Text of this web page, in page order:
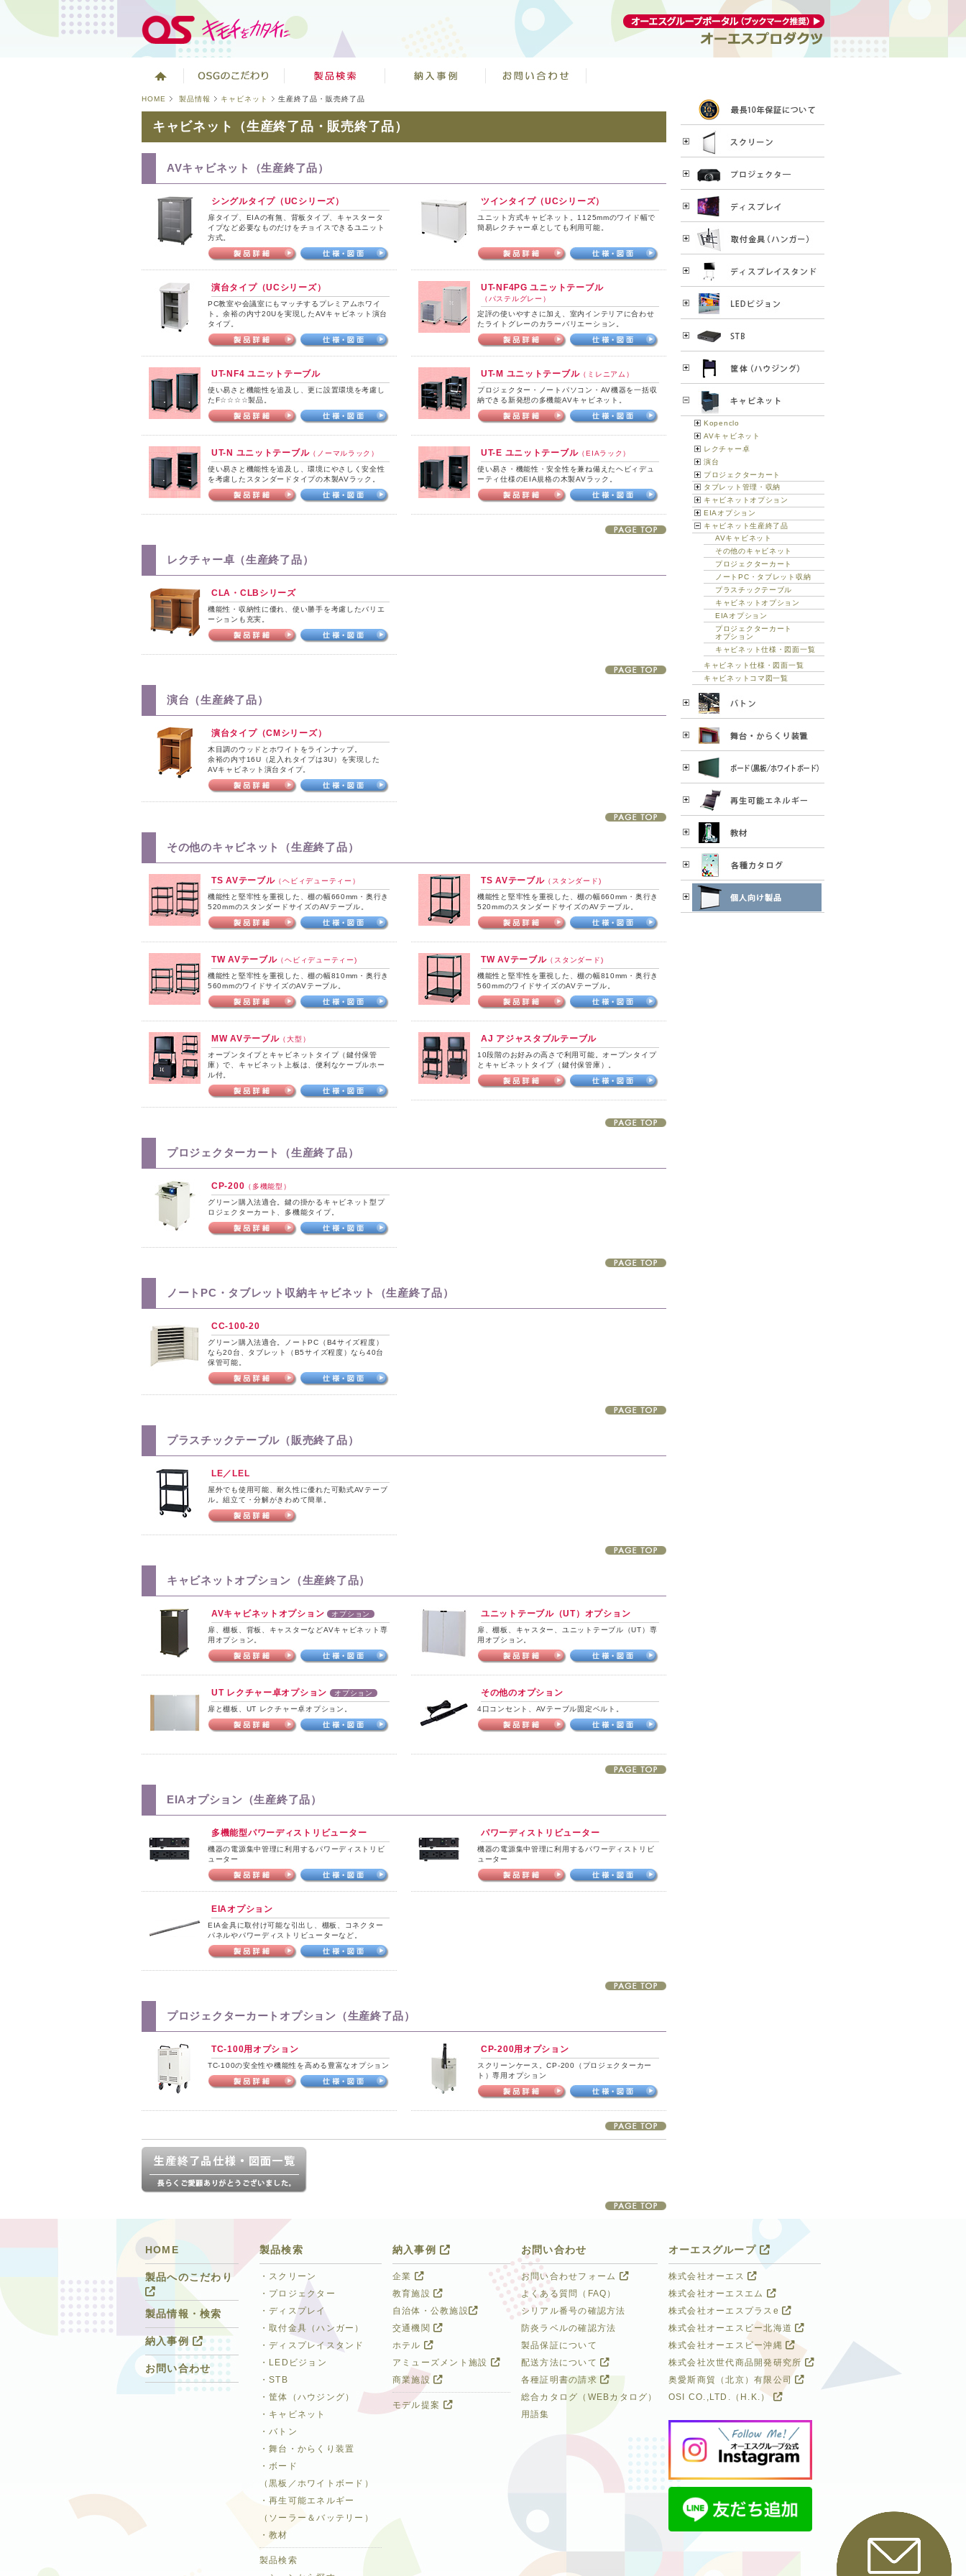
HOME 製品情報 キャビネット 生産終了品・販売終了品
キャビネット（生産終了品・販売終了品）
AVキャビネット（生産終了品）
シングルタイプ（UCシリーズ）
扉タイプ、EIAの有無、背板タイプ、キャスタータ
イプなど必要なものだけをチョイスできるユニット
方式。
ツインタイプ（UCシリーズ）
ユニット方式キャビネット。1125mmのワイド幅で
簡易レクチャー卓としても利用可能。
演台タイプ（UCシリーズ）
PC教室や会議室にもマッチするプレミアムホワイ
ト。余裕の内寸20Uを実現したAVキャビネット演台
タイプ。
UT-NF4PG ユニットテーブル
（パステルグレー）
定評の使いやすさに加え、室内インテリアに合わせ
たライトグレーのカラーバリエーション。
UT-NF4 ユニットテーブル
使い易さと機能性を追及し、更に設置環境を考慮し
たF☆☆☆☆製品。
UT-M ユニットテーブル（ミレニアム）
プロジェクター・ノートパソコン・AV機器を一括収
納できる新発想の多機能AVキャビネット。
UT-N ユニットテーブル（ノーマルラック）
使い易さと機能性を追及し、環境にやさしく安全性
を考慮したスタンダードタイプの木製AVラック。
UT-E ユニットテーブル（EIAラック）
使い易さ・機能性・安全性を兼ね備えたヘビィデュ
ーティ仕様のEIA規格の木製AVラック。
レクチャー卓（生産終了品）
CLA・CLBシリーズ
機能性・収納性に優れ、使い勝手を考慮したバリエ
ーションも充実。
演台（生産終了品）
演台タイプ（CMシリーズ）
木目調のウッドとホワイトをラインナップ。
余裕の内寸16U（足入れタイプは3U）を実現した
AVキャビネット演台タイプ。
その他のキャビネット（生産終了品）
TS AVテーブル（ヘビィデューティー）
機能性と堅牢性を重視した、棚の幅660mm・奥行き
520mmのスタンダードサイズのAVテーブル。
TS AVテーブル（スタンダード)
機能性と堅牢性を重視した、棚の幅660mm・奥行き
520mmのスタンダードサイズのAVテーブル。
TW AVテーブル（ヘビィデューティー)
機能性と堅牢性を重視した、棚の幅810mm・奥行き
560mmのワイドサイズのAVテーブル。
TW AVテーブル（スタンダード)
機能性と堅牢性を重視した、棚の幅810mm・奥行き
560mmのワイドサイズのAVテーブル。
MW AVテーブル（大型）
オープンタイプとキャビネットタイプ（鍵付保管
庫）で、キャビネット上板は、便利なケーブルホー
ル付。
AJ アジャスタブルテーブル
10段階のお好みの高さで利用可能。オープンタイプ
とキャビネットタイプ（鍵付保管庫）。
プロジェクターカート（生産終了品）
CP-200 （多機能型）
グリーン購入法適合。鍵の掛かるキャビネット型プ
ロジェクターカート、多機能タイプ。
ノートPC・タブレット収納キャビネット（生産終了品）
CC-100-20
グリーン購入法適合。ノートPC（B4サイズ程度）
なら20台、タブレット（B5サイズ程度）なら40台
保管可能。
プラスチックテーブル（販売終了品）
LE／LEL
屋外でも使用可能、耐久性に優れた可動式AVテーブ
ル。組立て・分解がきわめて簡単。
キャビネットオプション（生産終了品）
AVキャビネットオプション
オプション
扉、棚板、背板、キャスターなどAVキャビネット専
用オプション。
ユニットテーブル（UT）オプション
扉、棚板、キャスター、ユニットテーブル（UT）専
用オプション。
UT レクチャー卓オプション
オプション
扉と棚板、UT レクチャー卓オプション。
その他のオプション
4口コンセント、AVテーブル固定ベルト。
EIAオプション（生産終了品）
多機能型パワーディストリビューター
機器の電源集中管理に利用するパワーディストリビ
ューター
パワーディストリビューター
機器の電源集中管理に利用するパワーディストリビ
ューター
EIAオプション
EIA金具に取付け可能な引出し、棚板、コネクター
パネルやパワーディストリビューターなど。
プロジェクターカートオプション（生産終了品）
TC-100用オプション
TC-100の安全性や機能性を高める豊富なオプション
CP-200用オプション
スクリーンケース。CP-200（プロジェクターカー
ト）専用オプション
Kopenclo
AVキャビネット
レクチャー卓
演台
プロジェクターカート
タブレット管理・収納
キャビネットオプション
EIAオプション
キャビネット生産終了品
AVキャビネット
その他のキャビネット
プロジェクターカート
ノートPC・タブレット収納
プラスチックテーブル
キャビネットオプション
EIAオプション
プロジェクターカート
オプション
キャビネット仕様・図面一覧
キャビネット仕様・図面一覧
キャビネットコマ図一覧
HOME
製品へのこだわり
製品情報・検索
納入事例
お問い合わせ
オーエスグループ
株式会社オーエス
株式会社オーエスエム
株式会社オーエスプラスe
株式会社オーエスビー北海道
株式会社オーエスビー沖縄
株式会社次世代商品開発研究所
奥愛斯商貿（北京）有限公司
OSI CO.,LTD.（H.K.）
お問い合わせ
お問い合わせフォーム
よくある質問（FAQ）
シリアル番号の確認方法
防炎ラベルの確認方法
製品保証について
配送方法について
各種証明書の請求
総合カタログ（WEBカタログ）
用語集
納入事例
企業
教育施設
自治体・公教施設
交通機関
ホテル
アミューズメント施設
商業施設
モデル提案
製品検索
・スクリーン
・プロジェクター
・ディスプレイ
・取付金具（ハンガー）
・ディスプレイスタンド
・LEDビジョン
・STB
・筐体（ハウジング）
・キャビネット
・バトン
・舞台・からくり装置
・ボード
（黒板／ホワイトボード）
・再生可能エネルギー
（ソーラー＆バッテリー）
・教材
製品検索